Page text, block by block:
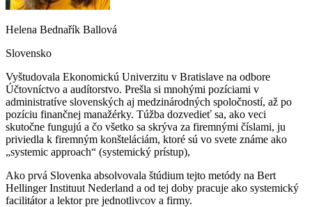
Helena Bednařík Ballová
Slovensko
Vyštudovala Ekonomickú Univerzitu v Bratislave na odbore
Účtovníctvo a audítorstvo. Prešla si mnohými pozíciami v
administratíve slovenských aj medzinárodných spoločností, až po
pozíciu finančnej manažérky. Túžba dozvedieť sa, ako veci
skutočne fungujú a čo všetko sa skrýva za firemnými číslami, ju
priviedla k firemným konšteláciám, ktoré sú vo svete známe ako
„systemic approach“ (systemický prístup),
Ako prvá Slovenka absolvovala štúdium tejto metódy na Bert
Hellinger Instituut Nederland a od tej doby pracuje ako systemický
facilitátor a lektor pre jednotlivcov a firmy.